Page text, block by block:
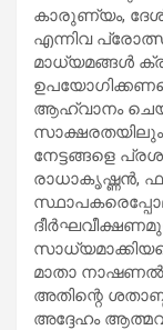
കാരുണ്യം,
എന്നിവ
മാധ്യമങ്ങൾ
ആഹ്വാനം
സാക്ഷരതയിലും
നേട്ടങ്ങളെ
രാധാകൃഷ്ണൻ,
മാതാ നാഷണൽ
അതിന്റെ
അദ്ദേഹം